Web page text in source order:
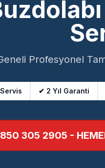
Profesyonel
✔ 2 Yıl Garanti
305 2905 -